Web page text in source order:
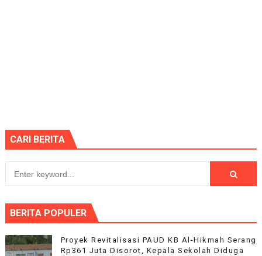
CARI BERITA
BERITA POPULER
Proyek Revitalisasi PAUD KB Al-Hikmah Serang
Rp361 Juta Disorot, Kepala Sekolah Diduga